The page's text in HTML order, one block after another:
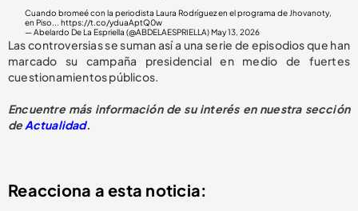
Cuando bromeé con la periodista Laura Rodríguez en el programa de Jhovanoty,
en Piso...https://t.co/yduaAptQ0w
— Abelardo De La Espriella (@ABDELAESPRIELLA) May 13, 2026
Las controversias se suman así a una serie de episodios que han
marcado su campaña presidencial en medio de fuertes
cuestionamientos públicos.
Encuentre más información de su interés en nuestra sección
deActualidad.
Reacciona a esta noticia: